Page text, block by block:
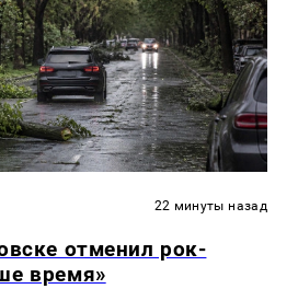
22 минуты назад
отменил рок-
время»